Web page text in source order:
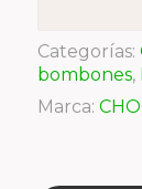
Categorías:
bombones,
Marca: